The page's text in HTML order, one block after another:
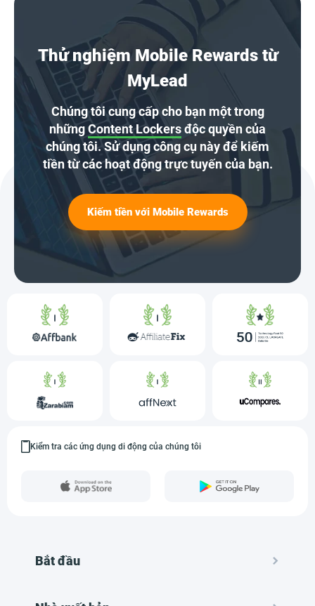
Thử nghiệm Mobile Rewards từ
MyLead
Chúng tôi cung cấp cho bạn một trong
nhữngContent Lockersđộc quyền của
chúng tôi. Sử dụng công cụ này để kiếm
tiền từ các hoạt động trực tuyến của bạn.
Kiếm tiền với Mobile Rewards
Kiểm tra các ứng dụng di động của chúng tôi
Bắt đầu